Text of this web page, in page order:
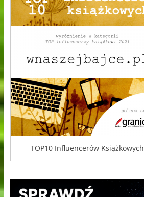
TOP10 Influencerów Książkowych